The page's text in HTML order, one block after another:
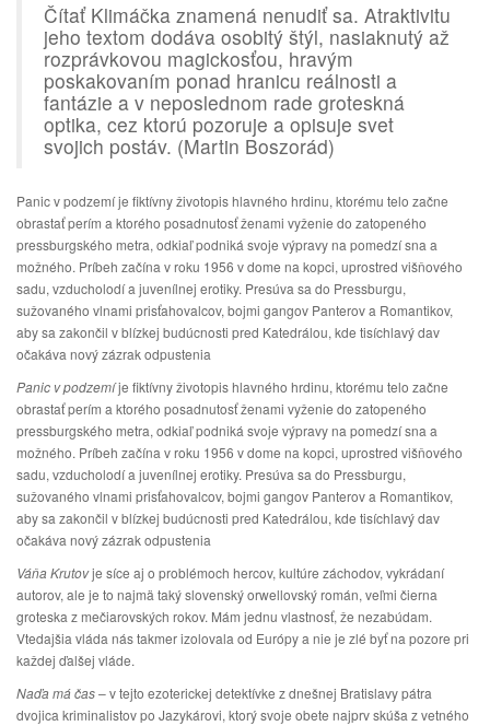
Čítať Klimáčka znamená nenudiť sa. Atraktivitu
jeho textom dodáva osobitý štýl, nasiaknutý až
rozprávkovou magickosťou, hravým
poskakovaním ponad hranicu reálnosti a
fantázie a v neposlednom rade groteskná
optika, cez ktorú pozoruje a opisuje svet
svojich postáv. (Martin Boszorád)
Panic v podzemí je fiktívny životopis hlavného hrdinu, ktorému telo začne
obrastať perím a ktorého posadnutosť ženami vyženie do zatopeného
pressburgského metra, odkiaľ podniká svoje výpravy na pomedzí sna a
možného. Príbeh začína v roku 1956 v dome na kopci, uprostred višňového
sadu, vzducholodí a juvenílnej erotiky. Presúva sa do Pressburgu,
sužovaného vlnami prisťahovalcov, bojmi gangov Panterov a Romantikov,
aby sa zakončil v blízkej budúcnosti pred Katedrálou, kde tisíchlavý dav
očakáva nový zázrak odpustenia
Panic v podzemíje fiktívny životopis hlavného hrdinu, ktorému telo začne
obrastať perím a ktorého posadnutosť ženami vyženie do zatopeného
pressburgského metra, odkiaľ podniká svoje výpravy na pomedzí sna a
možného. Príbeh začína v roku 1956 v dome na kopci, uprostred višňového
sadu, vzducholodí a juvenílnej erotiky. Presúva sa do Pressburgu,
sužovaného vlnami prisťahovalcov, bojmi gangov Panterov a Romantikov,
aby sa zakončil v blízkej budúcnosti pred Katedrálou, kde tisíchlavý dav
očakáva nový zázrak odpustenia
Váňa Krutovje síce aj o problémoch hercov, kultúre záchodov, vykrádaní
autorov, ale je to najmä taký slovenský orwellovský román, veľmi čierna
groteska z mečiarovských rokov. Mám jednu vlastnosť, že nezabúdam.
Vtedajšia vláda nás takmer izolovala od Európy a nie je zlé byť na pozore pri
každej ďalšej vláde.
Naďa má čas– v tejto ezoterickej detektívke z dnešnej Bratislavy pátra
dvojica kriminalistov po Jazykárovi, ktorý svoje obete najprv skúša z vetného